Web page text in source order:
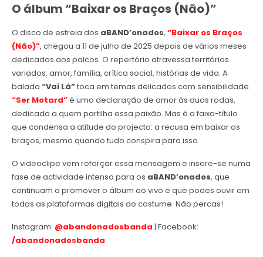
O álbum “Baixar os Braços (Não)”
O disco de estreia dos aBAND’onados, “Baixar os Braços
(Não)”, chegou a 11 de julho de 2025 depois de vários meses
dedicados aos palcos. O repertório atravessa territórios
variados: amor, família, crítica social, histórias de vida. A
balada “Vai Lá”toca em temas delicados com sensibilidade.
“Ser Motard”é uma declaração de amor às duas rodas,
dedicada a quem partilha essa paixão. Mas é a faixa-título
que condensa a atitude do projecto: a recusa em baixar os
braços, mesmo quando tudo conspira para isso.
O videoclipe vem reforçar essa mensagem e insere-se numa
fase de actividade intensa para os aBAND’onados, que
continuam a promover o álbum ao vivo e que podes ouvir em
todas as plataformas digitais do costume. Não percas!
Instagram: @abandonadosbanda | Facebook:
/abandonadosbanda